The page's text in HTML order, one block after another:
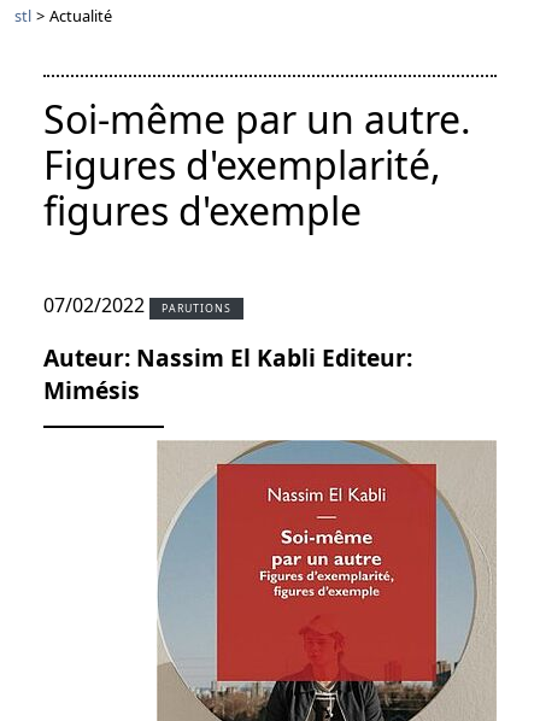
stl > Actualité
Soi-même par un autre.
Figures d'exemplarité,
figures d'exemple
07/02/2022 PARUTIONS
Auteur: Nassim El Kabli Editeur:
Mimésis